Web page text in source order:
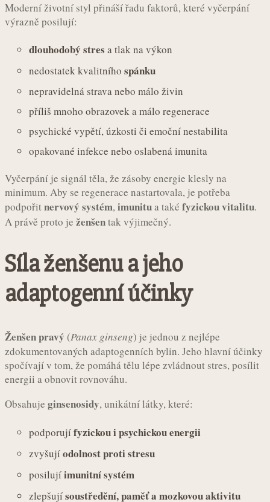
Moderní životní styl přináší řadu faktorů, které vyčerpání
výrazně posilují:
dlouhodobý stres a tlak na výkon
nedostatek kvalitního spánku
nepravidelná strava nebo málo živin
příliš mnoho obrazovek a málo regenerace
psychické vypětí, úzkosti či emoční nestabilita
opakované infekce nebo oslabená imunita
Vyčerpání je signál těla, že zásoby energie klesly na
minimum. Aby se regenerace nastartovala, je potřeba
podpořitnervový systém,imunitua také fyzickou vitalitu.
A právě proto je ženšentak výjimečný.
Síla ženšenu a jeho
adaptogenní účinky
Ženšen pravý (Panax ginseng) je jednou z nejlépe
zdokumentovaných adaptogenních bylin. Jeho hlavní účinky
spočívají v tom, že pomáhá tělu lépe zvládnout stres, posílit
energii a obnovit rovnováhu.
Obsahuje ginsenosidy, unikátní látky, které:
podporujífyzickou i psychickou energii
zvyšujíodolnost proti stresu
posilujíimunitní systém
zlepšujísoustředění, paměť a mozkovou aktivitu